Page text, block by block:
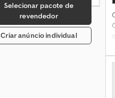
Selecionar pacote de
revendedor
Criar anúncio individual